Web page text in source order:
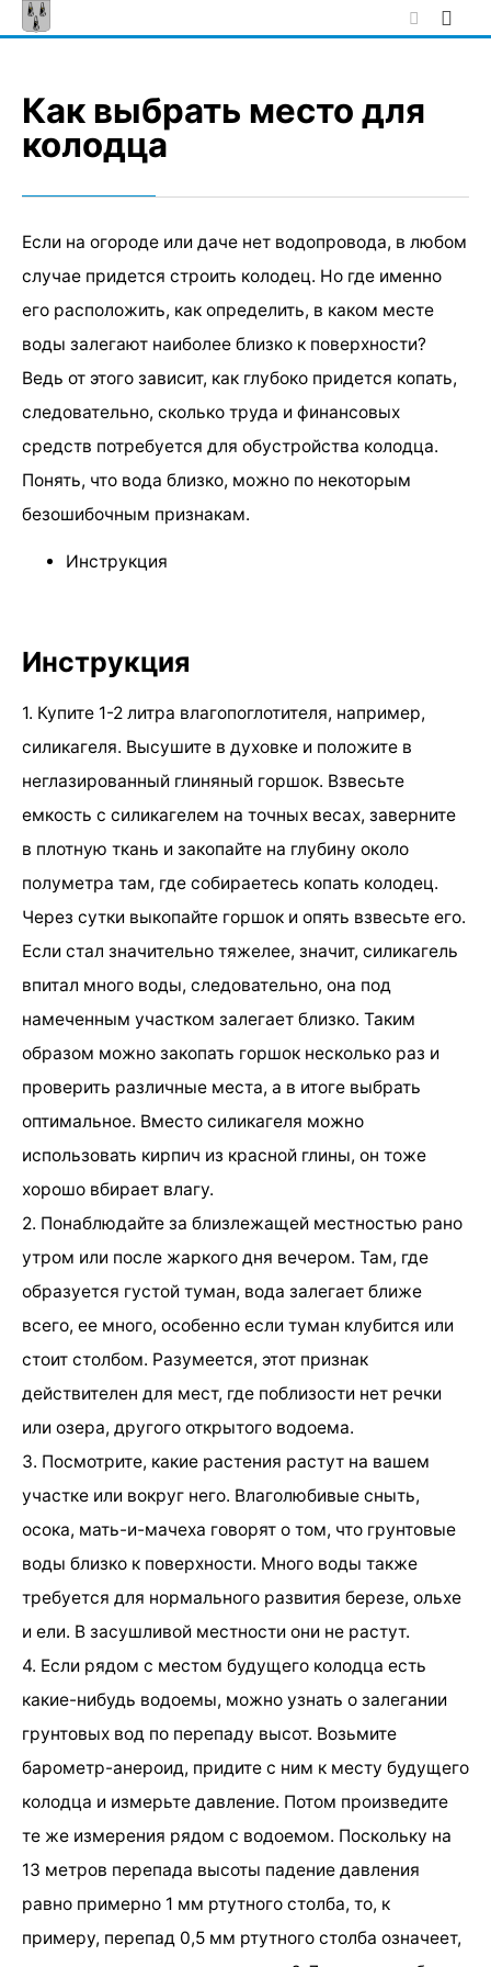
Skip
to
Как выбрать место для
колодца
Если на огороде или даче нет водопровода, в любом
случае придется строить колодец. Но где именно
его расположить, как определить, в каком месте
воды залегают наиболее близко к поверхности?
Ведь от этого зависит, как глубоко придется копать,
следовательно, сколько труда и финансовых
средств потребуется для обустройства колодца.
Понять, что вода близко, можно по некоторым
безошибочным признакам.
Инструкция
Инструкция
1. Купите 1-2 литра влагопоглотителя, например,
силикагеля. Высушите в духовке и положите в
неглазированный глиняный горшок. Взвесьте
емкость с силикагелем на точных весах, заверните
в плотную ткань и закопайте на глубину около
полуметра там, где собираетесь копать колодец.
Через сутки выкопайте горшок и опять взвесьте его.
Если стал значительно тяжелее, значит, силикагель
впитал много воды, следовательно, она под
намеченным участком залегает близко. Таким
образом можно закопать горшок несколько раз и
проверить различные места, а в итоге выбрать
оптимальное. Вместо силикагеля можно
использовать кирпич из красной глины, он тоже
хорошо вбирает влагу.
2. Понаблюдайте за близлежащей местностью рано
утром или после жаркого дня вечером. Там, где
образуется густой туман, вода залегает ближе
всего, ее много, особенно если туман клубится или
стоит столбом. Разумеется, этот признак
действителен для мест, где поблизости нет речки
или озера, другого открытого водоема.
3. Посмотрите, какие растения растут на вашем
участке или вокруг него. Влаголюбивые сныть,
осока, мать-и-мачеха говорят о том, что грунтовые
воды близко к поверхности. Много воды также
требуется для нормального развития березе, ольхе
и ели. В засушливой местности они не растут.
4. Если рядом с местом будущего колодца есть
какие-нибудь водоемы, можно узнать о залегании
грунтовых вод по перепаду высот. Возьмите
барометр-анероид, придите с ним к месту будущего
колодца и измерьте давление. Потом произведите
те же измерения рядом с водоемом. Поскольку на
13 метров перепада высоты падение давления
равно примерно 1 мм ртутного столба, то, к
примеру, перепад 0,5 мм ртутного столба означеет,